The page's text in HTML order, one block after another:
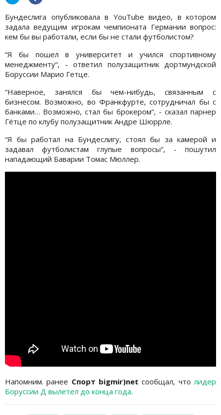
Бундеслига опубликовала в YouTube видео, в котором
задала ведущим игрокам чемпионата Германии вопрос:
кем бы вы работали, если бы не стали футболистом?
“Я бы пошел в университет и учился спортивному
менеджменту“, - ответил полузащитник дортмундской
Боруссии Марио Гетце.
“Наверное, занялся бы чем-нибудь, связанным с
бизнесом. Возможно, во Франкфурте, сотрудничал бы с
банками… Возможно, стал бы брокером“, - сказал парнер
Гётце по клубу полузащитник Андре Шюррле.
“Я бы работал на Бундеслигу, стоял бы за камерой и
задавал футболистам глупые вопросы“, - пошутил
нападающий Баварии Томас Мюллер.
Напомним. ранее Спорт bigmir)netсообщал, чтолидер
Боруссии Д вылетел до конца года.